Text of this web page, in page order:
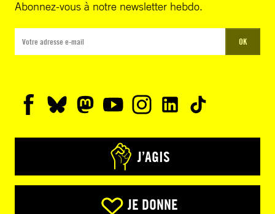
Abonnez-vous à notre newsletter hebdo.
OK
J’AGIS
JE DONNE